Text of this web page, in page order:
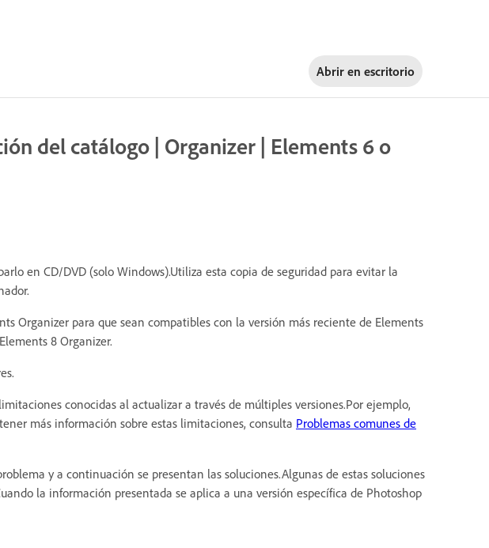
Abrir en escritorio
del catálogo | Organizer | Elements 6 o
en CD/DVD (solo Windows).Utiliza esta copia de seguridad para evitar la
Organizer para que sean compatibles con la versión más reciente de Elements
8 Organizer.
conocidas al actualizar a través de múltiples versiones.Por ejemplo,
más información sobre estas limitaciones, consulta Problemas comunes de
y a continuación se presentan las soluciones.Algunas de estas soluciones
la información presentada se aplica a una versión específica de Photoshop